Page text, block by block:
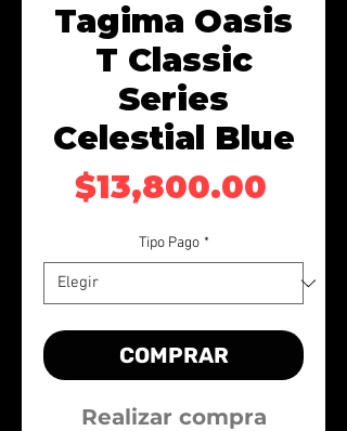
Tagima Oasis
T Classic
Series
Celestial Blue
$13,800.00
Tipo Pago *
COMPRAR
Realizar compra